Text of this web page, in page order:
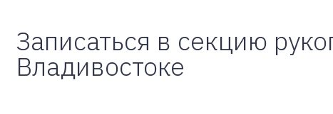
Записаться в секцию
Владивостоке